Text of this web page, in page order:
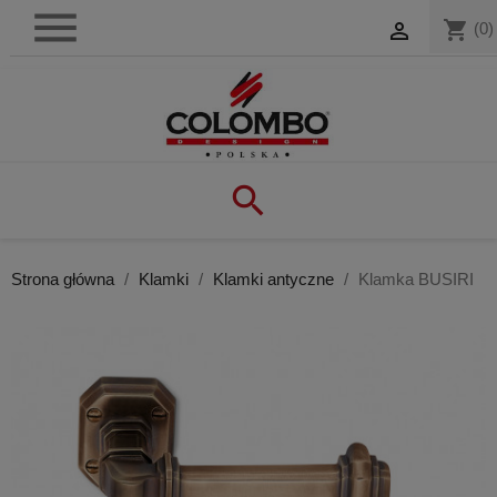
shopping_cart (0)



Strona główna Klamki Klamki antyczne Klamka BUSIRI